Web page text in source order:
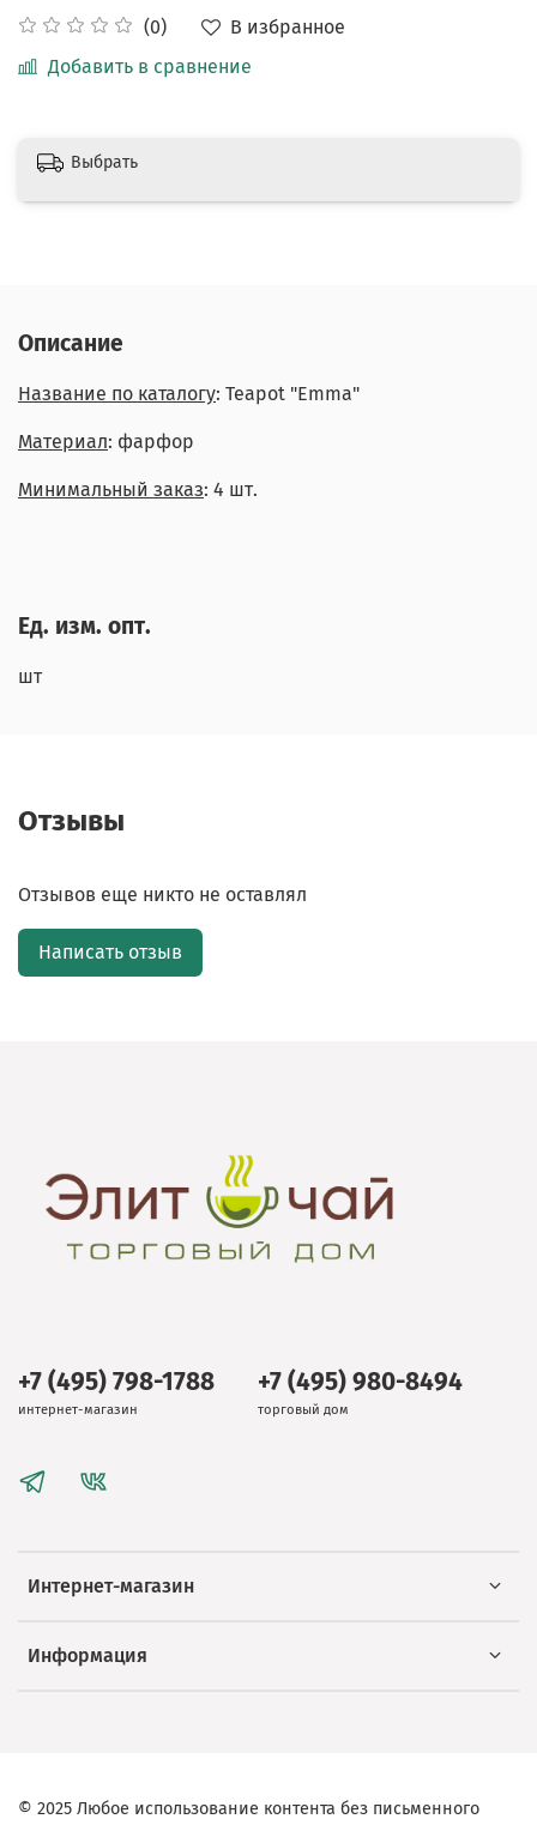
(0)
В избранное
Добавить в сравнение
Выбрать
Описание
Название по каталогу: Teapot "Emma"
Материал: фарфор
Минимальный заказ: 4 шт.
Ед. изм. опт.
шт
Отзывы
Отзывов еще никто не оставлял
Написать отзыв
Интернет-магазин
Информация
+7 (495) 798-1788
интернет-магазин
+7 (495) 980-8494
торговый дом
© 2025 Любое использование контента без письменного